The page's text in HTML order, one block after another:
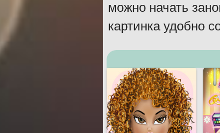
можно начать
картинка удобно